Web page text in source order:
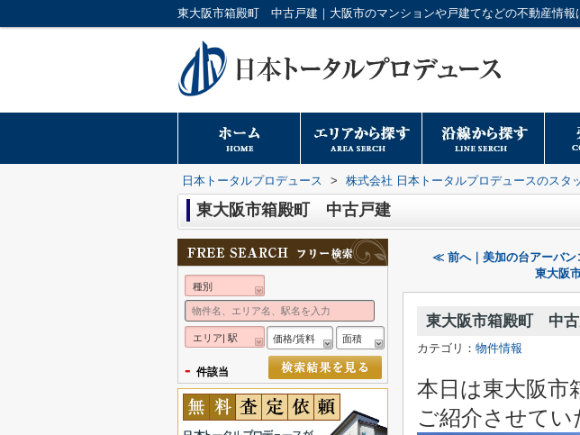
日本トータルプロデュース > 株式会社 日本トータルプロデュースのスタ
東大阪市箱殿町 中古戸建
≪ 前へ｜美加の台アーバン
東大阪
東大阪市箱殿町 中
カテゴリ： 物件情報
本日は東大阪市
ご紹介させてい
種別
エリア| 駅 価格/賃料 面積
- 件該当